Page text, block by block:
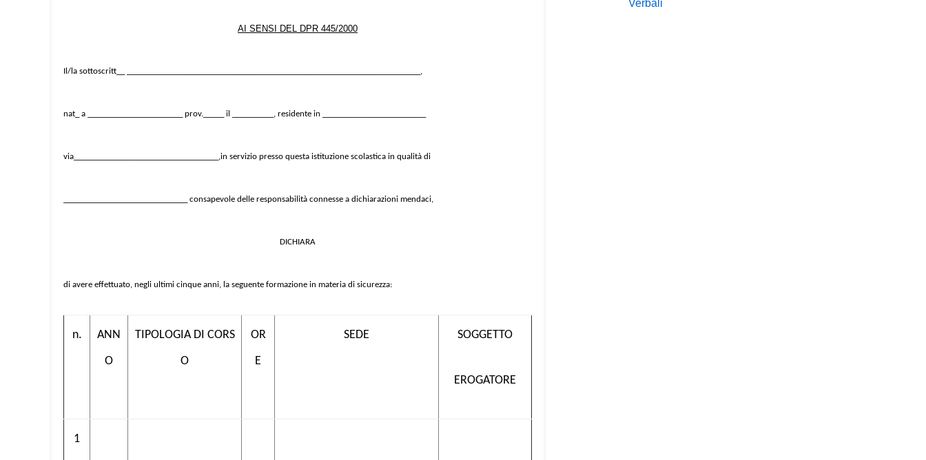
AI SENSI DEL DPR 445/2000
Il/la sottoscritt__ _______________________________________________________________________,
nat_ a _______________________ prov._____ il __________, residente in _________________________
via___________________________________,in servizio presso questa istituzione scolastica in qualità di
______________________________ consapevole delle responsabilità connesse a dichiarazioni mendaci,
DICHIARA
di avere effettuato, negli ultimi cinque anni, la seguente formazione in materia di sicurezza:
n.
ANN
O
TIPOLOGIA DI CORS
O
OR
E
SEDE SOGGETTO
EROGATORE
1
Verbali